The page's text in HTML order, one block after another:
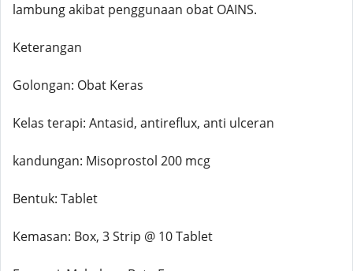
lambung akibat penggunaan obat OAINS.
Keterangan
Golongan: Obat Keras
Kelas terapi: Antasid, antireflux, anti ulceran
kandungan: Misoprostol 200 mcg
Bentuk: Tablet
Kemasan: Box, 3 Strip @ 10 Tablet